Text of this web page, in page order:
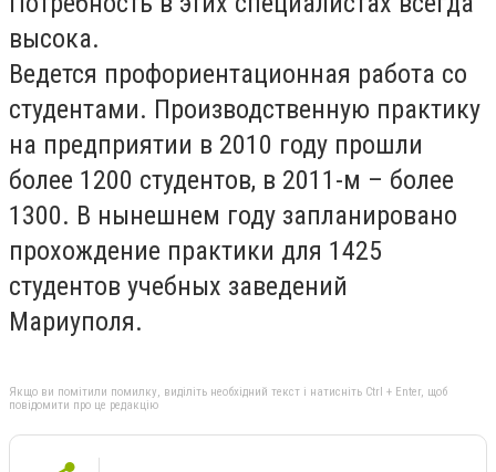
высока.
Ведется профориентационная работа со
студентами. Производственную практику
на предприятии в 2010 году прошли
более 1200 студентов, в 2011-м – более
1300. В нынешнем году запланировано
прохождение практики для 1425
студентов учебных заведений
Мариуполя.
Якщо ви помітили помилку, виділіть необхідний текст і натисніть Ctrl + Enter, щоб
повідомити про це редакцію